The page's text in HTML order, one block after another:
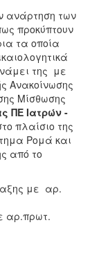
ανάρτηση των
προκύπτουν
τα οποία
της με
Ανακοίνωσης
Μίσθωσης
ΠΕ Ιατρών -
πλαίσιο της
Ρομά και
από το
με αρ.
αρ.πρωτ.